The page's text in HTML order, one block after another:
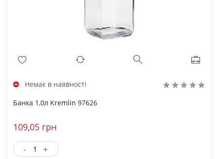
Немає в наявності
Банка 1,0л Kremlin 97626
109,05 грн
- +